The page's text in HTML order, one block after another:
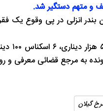
و متهم دستگیر شد.
کلانتری ۱۱ شهرستان بندر
گیلان